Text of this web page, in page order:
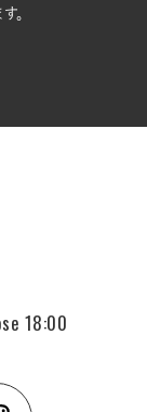
。
18:00